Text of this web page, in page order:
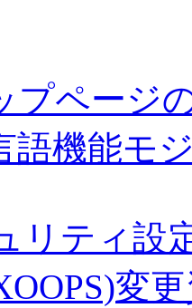
プページ
語機能モ
リティ設
変